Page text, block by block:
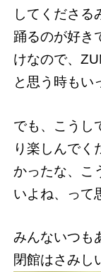
してくださる
踊るのが好き
けなので、
と思う時もい
でも、こうし
り楽しんでく
かったな、こ
いよね、って
みんないつも
閉館はさみし